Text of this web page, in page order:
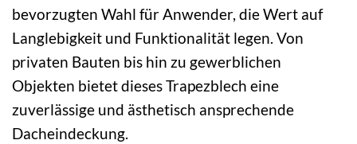
bevorzugten Wahl für Anwender, die Wert auf
Langlebigkeit und Funktionalität legen. Von
privaten Bauten bis hin zu gewerblichen
Objekten bietet dieses Trapezblech eine
zuverlässige und ästhetisch ansprechende
Dacheindeckung.